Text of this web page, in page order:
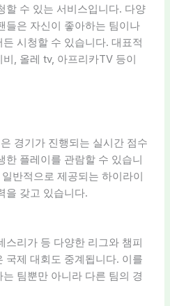
할 수 있는 서비스입니다. 다양
들은 자신이 좋아하는 팀이나
시청할 수 있습니다. 대표적
, 올레 tv, 아프리카TV 등이
경기가 진행되는 실시간 점수
한 플레이를 관람할 수 있습니
반적으로 제공되는 하이라이
을 갖고 있습니다.
스리가 등 다양한 리그와 챔피
국제 대회도 중계됩니다. 이를
팀뿐만 아니라 다른 팀의 경